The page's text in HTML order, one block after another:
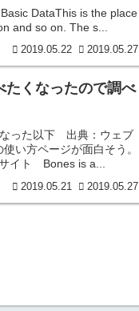
DataThis is the place
and so on. The s...
2019.05.22 2019.05.27
たくなったので調べ
った以下 出典：ウェブ
い方ページが面白そう。
イト Bones is a...
2019.05.21 2019.05.27